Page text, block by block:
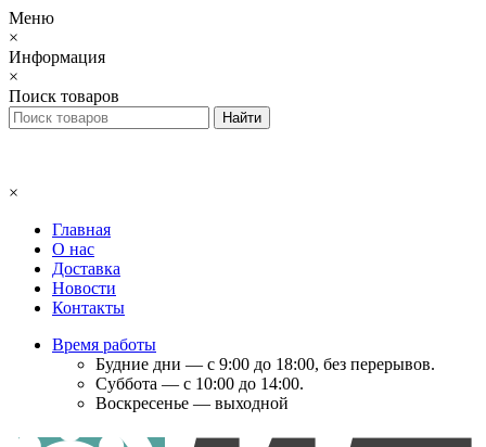
Меню
×
Информация
×
Поиск товаров
×
Главная
О нас
Доставка
Новости
Контакты
Время работы
Будние дни — с 9:00 до 18:00, без перерывов.
Суббота — с 10:00 до 14:00.
Воскресенье — выходной